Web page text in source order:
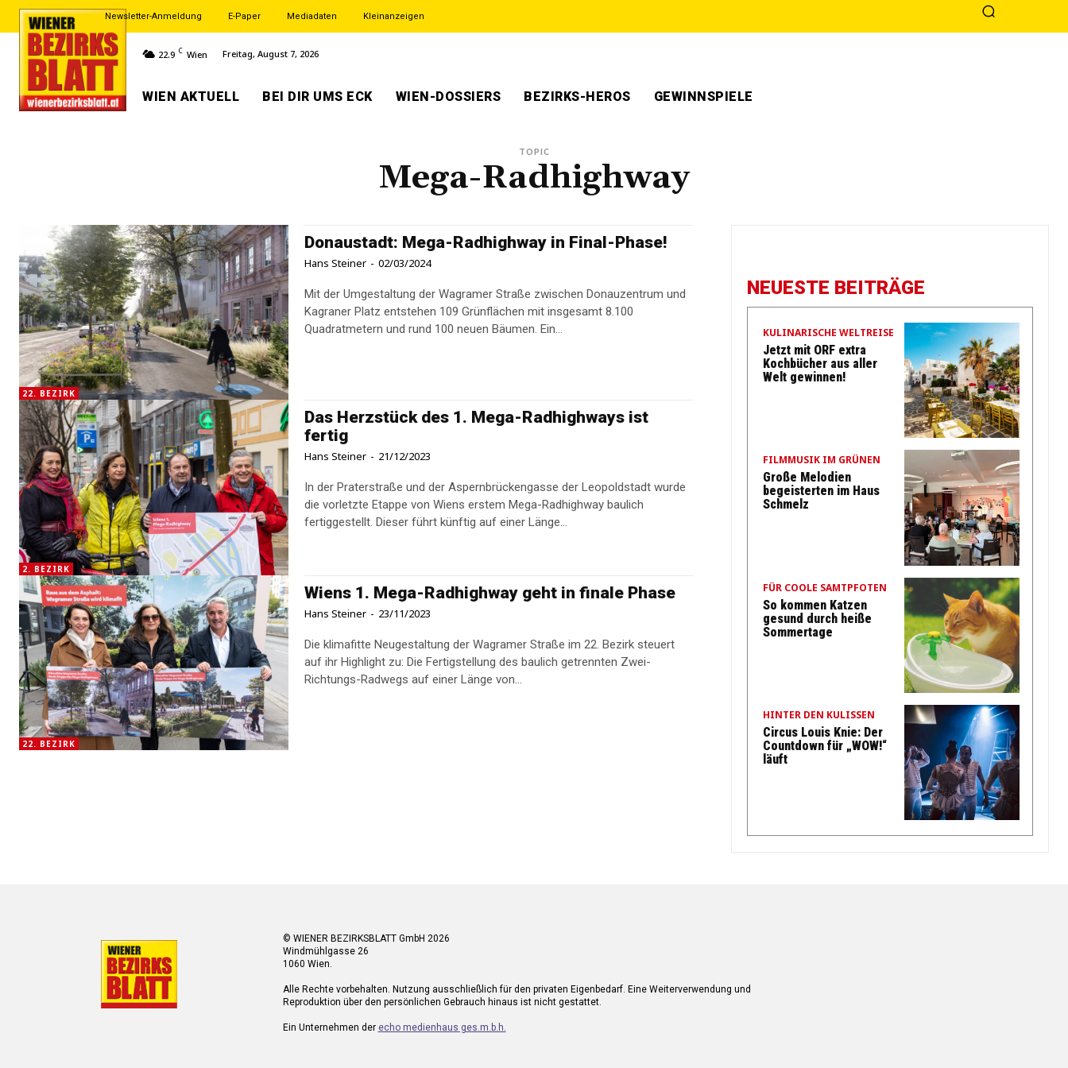
Newsletter-Anmeldung E-Paper Mediadaten Kleinanzeigen
22.9 C Wien Freitag, August 7, 2026
WIEN AKTUELL BEI DIR UMS ECK WIEN-DOSSIERS BEZIRKS-HEROS GEWINNSPIELE
TOPIC
Mega-Radhighway
22. BEZIRK
Donaustadt: Mega-Radhighway in Final-Phase!
Hans Steiner - 02/03/2024
Mit der Umgestaltung der Wagramer Straße zwischen Donauzentrum und
Kagraner Platz entstehen 109 Grünflächen mit insgesamt 8.100
Quadratmetern und rund 100 neuen Bäumen. Ein...
2. BEZIRK
Das Herzstück des 1. Mega-Radhighways ist
fertig
Hans Steiner - 21/12/2023
In der Praterstraße und der Aspernbrückengasse der Leopoldstadt wurde
die vorletzte Etappe von Wiens erstem Mega-Radhighway baulich
fertiggestellt. Dieser führt künftig auf einer Länge...
22. BEZIRK
Wiens 1. Mega-Radhighway geht in finale Phase
Hans Steiner - 23/11/2023
Die klimafitte Neugestaltung der Wagramer Straße im 22. Bezirk steuert
auf ihr Highlight zu: Die Fertigstellung des baulich getrennten Zwei-
Richtungs-Radwegs auf einer Länge von...
NEUESTE BEITRÄGE
KULINARISCHE WELTREISE
Jetzt mit ORF extra
Kochbücher aus aller
Welt gewinnen!
FILMMUSIK IM GRÜNEN
Große Melodien
begeisterten im Haus
Schmelz
FÜR COOLE SAMTPFOTEN
So kommen Katzen
gesund durch heiße
Sommertage
HINTER DEN KULISSEN
Circus Louis Knie: Der
Countdown für „WOW!“
läuft
© WIENER BEZIRKSBLATT GmbH 2026
Windmühlgasse 26
1060 Wien.
Alle Rechte vorbehalten. Nutzung ausschließlich für den privaten Eigenbedarf. Eine Weiterverwendung und
Reproduktion über den persönlichen Gebrauch hinaus ist nicht gestattet.
Ein Unternehmen der echo medienhaus ges.m.b.h.